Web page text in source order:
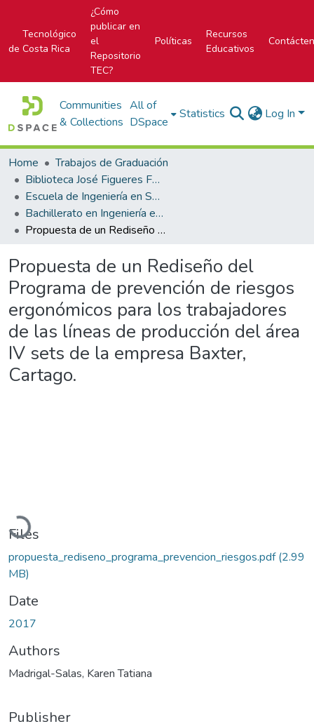
Tecnológico
de Costa Rica
¿Cómo
publicar en
el
Repositorio
TEC?
Políticas
Recursos
Educativos
Communities
& Collections
All of
DSpace
Statistics Log In
Home
Trabajos de Graduación
Biblioteca José Figueres Ferrer
Escuela de Ingeniería en Seguridad Laboral e Higiene Ambiental
Bachillerato en Ingeniería en Seguridad Laboral e Higiene Ambiental
Propuesta de un Rediseño del Programa de prevención de riesgos ergonómicos para los trabajadores de las líneas de producción del área IV sets de la empresa Baxter, Cartago.
Propuesta de un Rediseño del
Programa de prevención de riesgos
ergonómicos para los trabajadores
de las líneas de producción del área
IV sets de la empresa Baxter,
Cartago.
Loading...
Files
propuesta_rediseno_programa_prevencion_riesgos.pdf(2.99
MB)
Date
2017
Authors
Madrigal-Salas, Karen Tatiana
Publisher